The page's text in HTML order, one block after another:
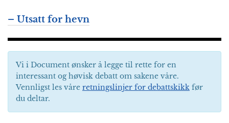
– Utsatt for hevn
Vi i Document ønsker å legge til rette for en
interessant og høvisk debatt om sakene våre.
Vennligst les våre retningslinjer for debattskikk før
du deltar.